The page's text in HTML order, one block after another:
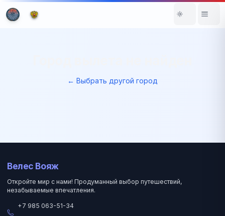
← Выбрать другой город
Велес Вояж
Откройте мир с нами! Продуманный выбор путешествий,
незабываемые впечатления.
+7 985 063-51-34